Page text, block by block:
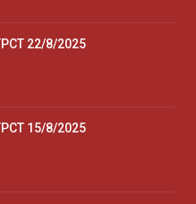
22/8/2025
15/8/2025